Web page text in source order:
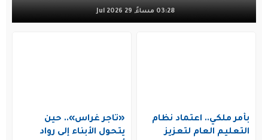
03:28 مساءً, 29 Jul 2026
بأمر ملكي.. اعتماد نظام
التعليم العام لتعزيز
«تاجر غراس».. حين
يتحول الأبناء إلى رواد